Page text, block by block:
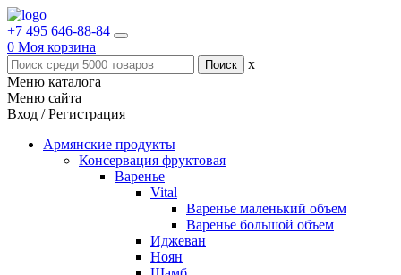
+7 495 646-88-84
0 Моя корзина
x
Меню каталога
Меню сайта
Вход / Регистрация
Армянские продукты
Консервация фруктовая
Варенье
Vital
Варенье маленький объем
Варенье большой объем
Иджеван
Ноян